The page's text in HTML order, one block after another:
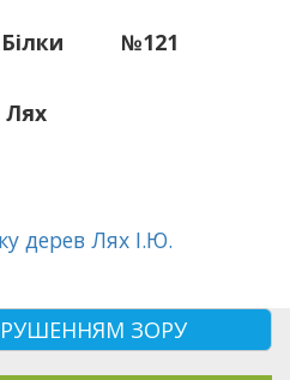
№121
Лях
дерев Лях І.Ю.
ЗОРУ